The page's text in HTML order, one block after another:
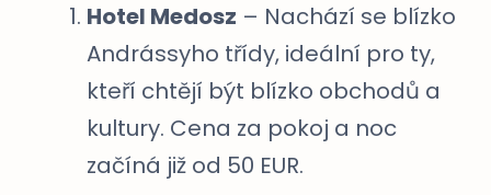
Hotel Medosz – Nachází se blízko
Andrássyho třídy, ideální pro ty,
kteří chtějí být blízko obchodů a
kultury. Cena za pokoj a noc
začíná již od 50 EUR.